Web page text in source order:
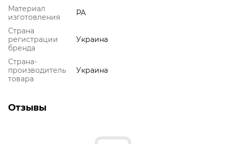
Материал
изготовления
PA
Страна
регистрации
бренда
Украина
Страна-
производитель
товара
Украина
Отзывы